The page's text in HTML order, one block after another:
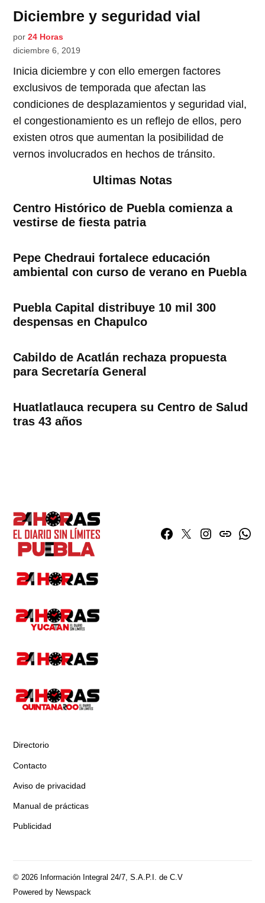
Diciembre y seguridad vial
por 24 Horas
diciembre 6, 2019
Inicia diciembre y con ello emergen factores
exclusivos de temporada que afectan las
condiciones de desplazamientos y seguridad vial,
el congestionamiento es un reflejo de ellos, pero
existen otros que aumentan la posibilidad de
vernos involucrados en hechos de tránsito.
Ultimas Notas
Centro Histórico de Puebla comienza a
vestirse de fiesta patria
Pepe Chedraui fortalece educación
ambiental con curso de verano en Puebla
Puebla Capital distribuye 10 mil 300
despensas en Chapulco
Cabildo de Acatlán rechaza propuesta
para Secretaría General
Huatlatlauca recupera su Centro de Salud
tras 43 años
Facebook
TwitterInstagram
issuu
Directorio
Contacto
Aviso de privacidad
Manual de prácticas
Publicidad
© 2026 Información Integral 24/7, S.A.P.I. de C.V
Powered by Newspack